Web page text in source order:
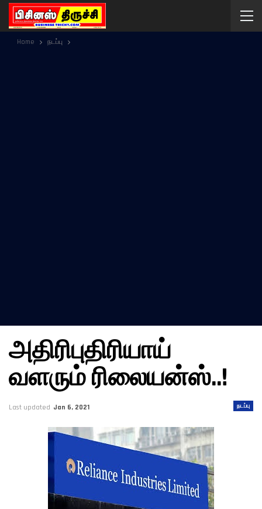
Home நடப்பு
அதிரிபுதிரியாய்
வளரும் ரிலையன்ஸ்..!
நடப்பு
Last updated Jan 6, 2021